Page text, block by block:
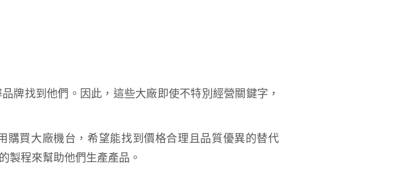
牌找到他們。因此，這些大廠即使不特別經營關鍵字，
買大廠機台，希望能找到價格合理且品質優異的替代
製程來幫助他們生產產品。